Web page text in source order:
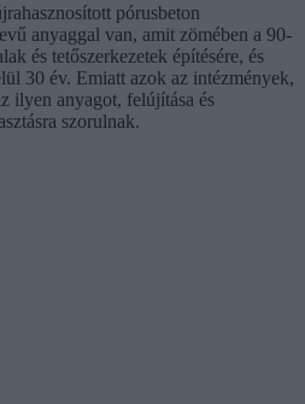
pórusbeton
anyaggal van, amit zömében a 90-
és tetőszerkezetek építésére, és
30 év. Emiatt azok az intézmények,
ilyen anyagot, felújítása és
szorulnak.